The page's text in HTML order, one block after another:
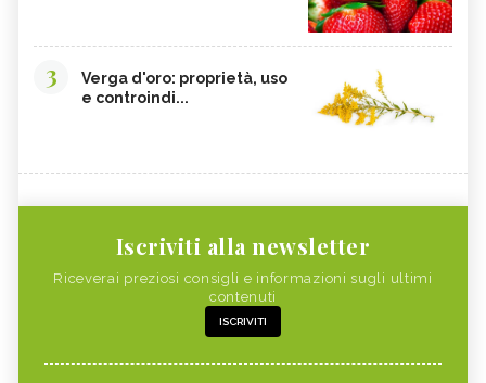
3
Verga d'oro: proprietà, uso
e controindi...
Iscriviti alla newsletter
Riceverai preziosi consigli e informazioni sugli ultimi
contenuti
ISCRIVITI